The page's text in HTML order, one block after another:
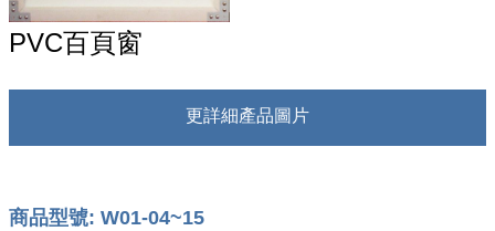
PVC百頁窗
更詳細產品圖片
商品型號: W01-04~15